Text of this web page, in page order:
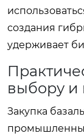
создания
удерживает
выбору и
Закупка